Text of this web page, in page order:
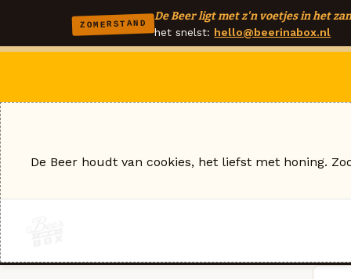
ZOMERSTAND
De Beer ligt met z'n voetjes in het
het snelst: hello@beerinabox.nl
De Beer houdt van cookies, het liefst met honing.